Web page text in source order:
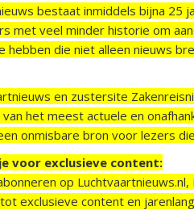
bestaat inmiddels bijna 25
met veel minder historie om
hebben die niet alleen nieuws
en zustersite
het meest actuele en
onmisbare bron voor lezers
voor exclusieve content:
op
exclusieve content en